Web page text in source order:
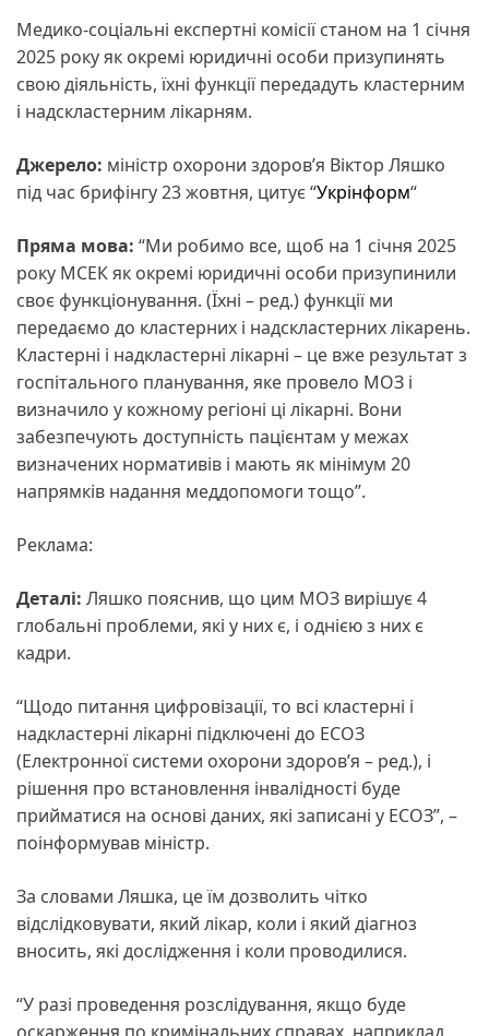
Медико-соціальні експертні комісії станом на 1 січня
2025 року як окремі юридичні особи призупинять
свою діяльність, їхні функції передадуть кластерним
і надскластерним лікарням.
Джерело: міністр охорони здоров’я Віктор Ляшко
під час брифінгу 23 жовтня, цитує “Укрінформ“
Пряма мова: “Ми робимо все, щоб на 1 січня 2025
року МСЕК як окремі юридичні особи призупинили
своє функціонування. (Їхні – ред.) функції ми
передаємо до кластерних і надскластерних лікарень.
Кластерні і надкластерні лікарні – це вже результат з
госпітального планування, яке провело МОЗ і
визначило у кожному регіоні ці лікарні. Вони
забезпечують доступність пацієнтам у межах
визначених нормативів і мають як мінімум 20
напрямків надання меддопомоги тощо”.
Реклама:
Деталі: Ляшко пояснив, що цим МОЗ вирішує 4
глобальні проблеми, які у них є, і однією з них є
кадри.
“Щодо питання цифровізації, то всі кластерні і
надкластерні лікарні підключені до ЕСОЗ
(Електронної системи охорони здоров’я – ред.), і
рішення про встановлення інвалідності буде
прийматися на основі даних, які записані у ЕСОЗ”, –
поінформував міністр.
За словами Ляшка, це їм дозволить чітко
відслідковувати, який лікар, коли і який діагноз
вносить, які дослідження і коли проводилися.
“У разі проведення розслідування, якщо буде
оскарження по кримінальних справах, наприклад,